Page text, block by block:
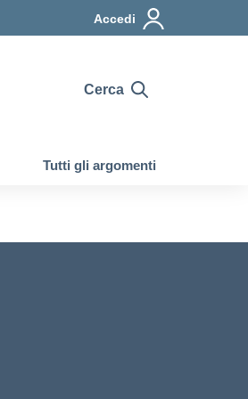
Accedi
Cerca
Tutti gli argomenti